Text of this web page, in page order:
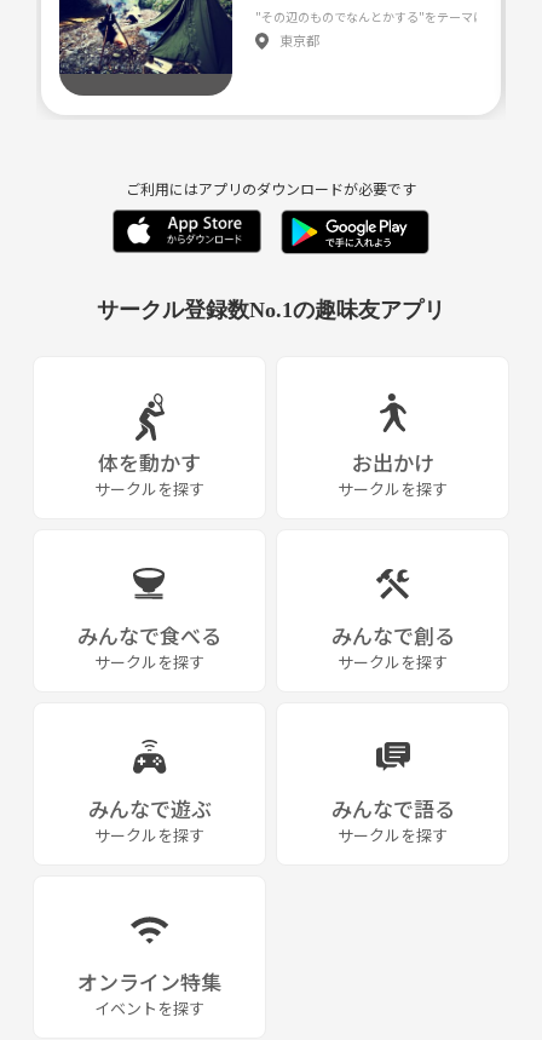
【主催のプロフィール】
東京で長年仕事をしていましたが、現在は地元・長野に戻り、自然に囲
まれたアウトドアライフを楽しんでいます。
感じた「長野の自然の素晴らしさ」をもっと多くの人に知ってほしいと
思い、このアウトドアサークルを立ち上げました。
「アウトドアを始めてみたい」
「長野の自然を楽しみたい」
主催は、長野県内で200名以上が参加する登山サークルの運営経験があ
り、約10年にわたりイベントを開催してきました。
※掲載写真は、主催が運営している登山サークルでの活動写真を使用し
東京都
ご利用にはアプリのダウンロードが必要です
サークル登録数No.1の趣味友アプリ
体を動かす
サークルを探す
お出かけ
サークルを探す
みんなで食べる
サークルを探す
みんなで創る
サークルを探す
みんなで遊ぶ
サークルを探す
みんなで語る
サークルを探す
オンライン特集
イベントを探す